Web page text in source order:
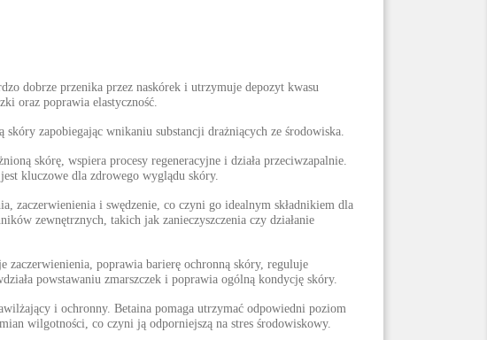
dobrze przenika przez naskórek i utrzymuje depozyt kwasu
oraz poprawia elastyczność.
zapobiegając wnikaniu substancji drażniących ze środowiska.
skórę, wspiera procesy regeneracyjne i działa przeciwzapalnie.
kluczowe dla zdrowego wyglądu skóry.
zaczerwienienia i swędzenie, co czyni go idealnym składnikiem dla
zewnętrznych, takich jak zanieczyszczenia czy działanie
zaczerwienienia, poprawia barierę ochronną skóry, reguluje
powstawaniu zmarszczek i poprawia ogólną kondycję skóry.
i ochronny. Betaina pomaga utrzymać odpowiedni poziom
wilgotności, co czyni ją odporniejszą na stres środowiskowy.